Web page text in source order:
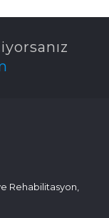
Rehabilitasyon,